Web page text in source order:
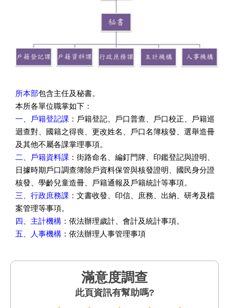
所本部包含主任及秘書。
本所各單位職掌如下：
一、戶籍登記課 ：戶籍登記、戶口普查、戶口校正、戶籍巡
迴查對、國籍之得喪、更改姓名、戶口名簿核發、選舉造冊
及其他不屬各課掌理事項。
二、戶籍資料課 ：街路命名、編釘門牌、印鑑登記與證明、
日據時期戶口調查簿除戶資料保管與核發證明、國民身分證
核發、學齡兒童造冊、戶籍通報及戶籍統計等事項。
三、行政庶務課 ：文書收發、印信、庶務、出納、研考及檔
案管理等事項。
四、主計機構 ：依法辦理歲計、會計及統計事項。
五、人事機構 ：依法辦理人事管理事項
滿意度調查
此頁資訊有幫助嗎?